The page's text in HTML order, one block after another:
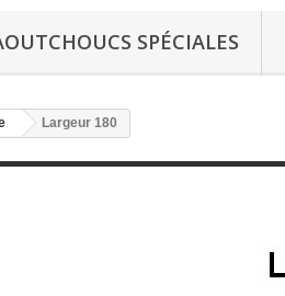
SPÉCIALES
Largeur 180